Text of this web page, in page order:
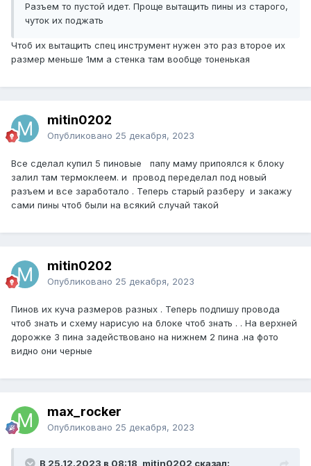
Разъем то пустой идет. Проще вытащить пины из старого,
чуток их поджать
Чтоб их вытащить спец инструмент нужен это раз второе их
размер меньше 1мм а стенка там вообще тоненькая
mitin0202
Опубликовано 25 декабря, 2023
Все сделал купил 5 пиновые папу маму припоялся к блоку
залил там термоклеем. и провод переделал под новый
разъем и все заработало . Теперь старый разберу и закажу
сами пины чтоб были на всякий случай такой
mitin0202
Опубликовано 25 декабря, 2023
Пинов их куча размеров разных . Теперь подпишу провода
чтоб знать и схему нарисую на блоке чтоб знать . . На верхней
дорожке 3 пина задействовано на нижнем 2 пина .на фото
видно они черные
max_rocker
Опубликовано 25 декабря, 2023
В 25.12.2023 в 08:18, mitin0202 сказал: